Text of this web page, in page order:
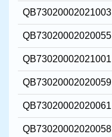
QB73020002021003
QB73020002020055
QB73020002021001
QB73020002020059
QB73020002020061
QB73020002020058